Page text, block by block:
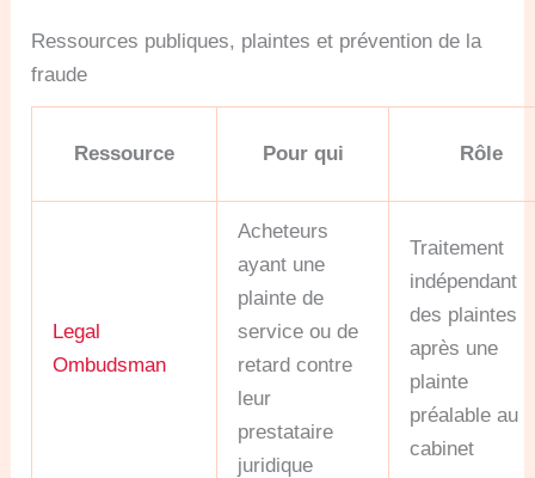
Ressources publiques, plaintes et prévention de la
fraude
Ressource Pour qui Rôle
Legal
Ombudsman
Acheteurs
ayant une
plainte de
service ou de
retard contre
leur
prestataire
juridique
Traitement
indépendant
des plaintes
après une
plainte
préalable au
cabinet